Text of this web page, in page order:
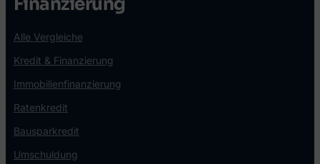
Alle Vergleiche
Kredit & Finanzierung
Immobilienfinanzierung
Ratenkredit
Bausparkredit
Umschuldung